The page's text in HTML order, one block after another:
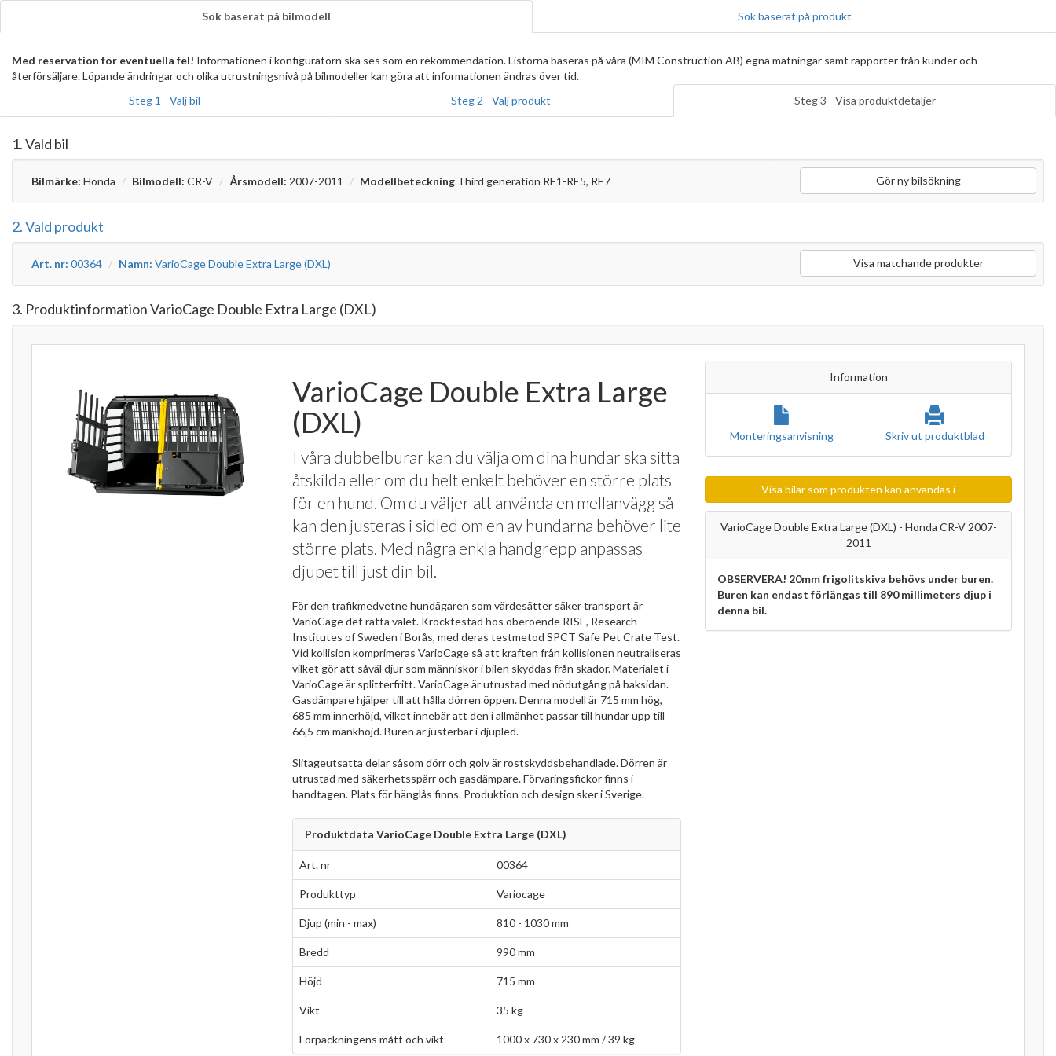
Sök baserat på bilmodell Sök baserat på produkt
Med reservation för eventuella fel! Informationen i konfiguratorn ska ses som en rekommendation. Listorna baseras på våra (MIM Construction AB) egna mätningar samt rapporter från kunder och
återförsäljare. Löpande ändringar och olika utrustningsnivå på bilmodeller kan göra att informationen ändras över tid.
Steg 1 - Välj bil
Steg 2 - Välj produkt Steg 3 - Visa produktdetaljer
1. Vald bil
Bilmärke: Honda Bilmodell: CR-V Årsmodell: 2007-2011 Modellbeteckning Third generation RE1-RE5, RE7 Gör ny bilsökning
2. Vald produkt
Art. nr: 00364 Namn: VarioCage Double Extra Large (DXL) Visa matchande produkter
3. Produktinformation VarioCage Double Extra Large (DXL)
VarioCage Double Extra Large
(DXL)
I våra dubbelburar kan du välja om dina hundar ska sitta
åtskilda eller om du helt enkelt behöver en större plats
för en hund. Om du väljer att använda en mellanvägg så
kan den justeras i sidled om en av hundarna behöver lite
större plats. Med några enkla handgrepp anpassas
djupet till just din bil.
För den trafikmedvetne hundägaren som värdesätter säker transport är
VarioCage det rätta valet. Krocktestad hos oberoende RISE, Research
Institutes of Sweden i Borås, med deras testmetod SPCT Safe Pet Crate Test.
Vid kollision komprimeras VarioCage så att kraften från kollisionen neutraliseras
vilket gör att såväl djur som människor i bilen skyddas från skador. Materialet i
VarioCage är splitterfritt. VarioCage är utrustad med nödutgång på baksidan.
Gasdämpare hjälper till att hålla dörren öppen. Denna modell är 715 mm hög,
685 mm innerhöjd, vilket innebär att den i allmänhet passar till hundar upp till
66,5 cm mankhöjd. Buren är justerbar i djupled.
Slitageutsatta delar såsom dörr och golv är rostskyddsbehandlade. Dörren är
utrustad med säkerhetsspärr och gasdämpare. Förvaringsfickor finns i
handtagen. Plats för hänglås finns. Produktion och design sker i Sverige.
Produktdata VarioCage Double Extra Large (DXL)
Art. nr 00364
Produkttyp Variocage
Djup (min - max) 810 - 1030 mm
Bredd 990 mm
Höjd 715 mm
Vikt 35 kg
Förpackningens mått och vikt 1000 x 730 x 230 mm / 39 kg
Information
Monteringsanvisning Skriv ut produktblad
Visa bilar som produkten kan användas i
VarioCage Double Extra Large (DXL) - Honda CR-V 2007-
2011
OBSERVERA! 20mm frigolitskiva behövs under buren.
Buren kan endast förlängas till 890 millimeters djup i
denna bil.